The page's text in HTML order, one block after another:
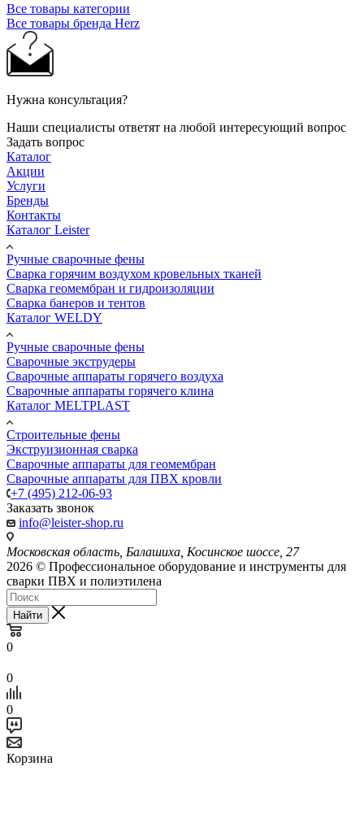
Все товары категории
Все товары бренда Herz
Нужна консультация?
Наши специалисты ответят на любой интересующий вопрос
Задать вопрос
Каталог
Акции
Услуги
Бренды
Контакты
Каталог Leister
Ручные сварочные фены
Сварка горячим воздухом кровельных тканей
Сварка геомембран и гидроизоляции
Сварка банеров и тентов
Каталог WELDY
Ручные сварочные фены
Сварочные экструдеры
Сварочные аппараты горячего воздуха
Сварочные аппараты горячего клина
Каталог MELTPLAST
Строительные фены
Экструизионная сварка
Сварочные аппараты для геомембран
Сварочные аппараты для ПВХ кровли
+7 (495) 212-06-93
Заказать звонок
info@leister-shop.ru
Московская область, Балашиха, Косинское шоссе, 27
2026 © Профессиональное оборудование и инструменты для
сварки ПВХ и полиэтилена
Найти
0
0
0
Корзина